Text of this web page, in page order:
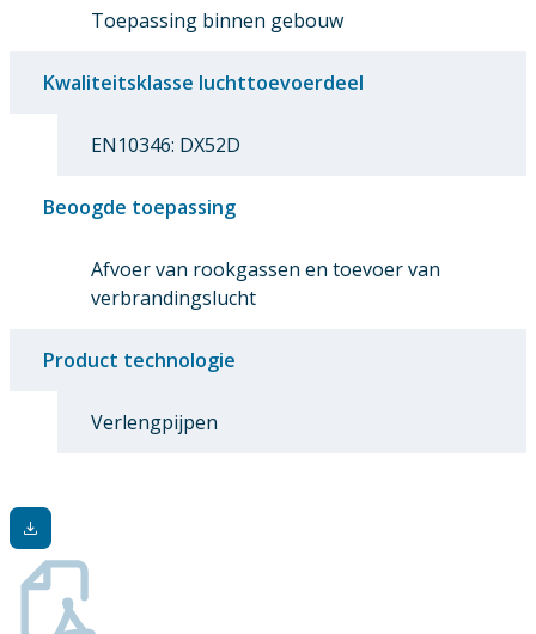
Toepassing binnen gebouw
Kwaliteitsklasse luchttoevoerdeel
EN10346: DX52D
Beoogde toepassing
Afvoer van rookgassen en toevoer van
verbrandingslucht
Product technologie
Verlengpijpen